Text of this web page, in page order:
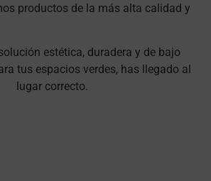
productos de la más alta calidad y
estética, duradera y de bajo
tus espacios verdes, has llegado al
lugar correcto.